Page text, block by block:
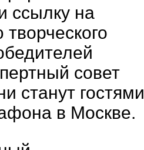
ссылку на
совет
станут гостями
в Москве.